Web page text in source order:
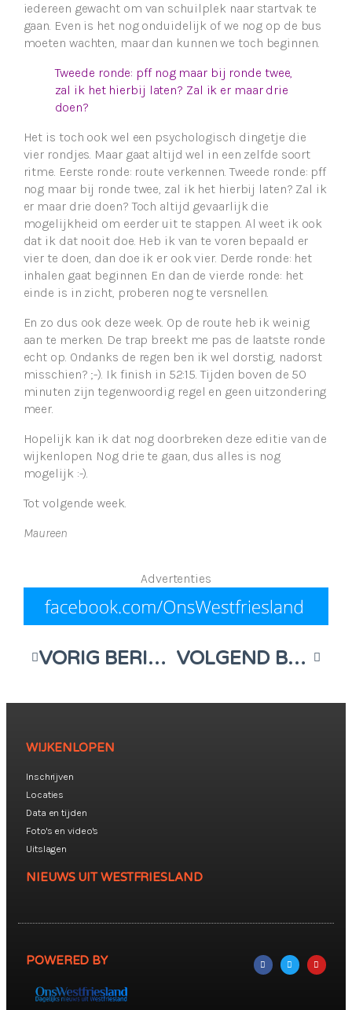
iedereen gewacht om van schuilplek naar startvak te
gaan. Even is het nog onduidelijk of we nog op de bus
moeten wachten, maar dan kunnen we toch beginnen.
Tweede ronde: pff nog maar bij ronde twee,
zal ik het hierbij laten? Zal ik er maar drie
doen?
Het is toch ook wel een psychologisch dingetje die
vier rondjes. Maar gaat altijd wel in een zelfde soort
ritme. Eerste ronde: route verkennen. Tweede ronde: pff
nog maar bij ronde twee, zal ik het hierbij laten? Zal ik
er maar drie doen? Toch altijd gevaarlijk die
mogelijkheid om eerder uit te stappen. Al weet ik ook
dat ik dat nooit doe. Heb ik van te voren bepaald er
vier te doen, dan doe ik er ook vier. Derde ronde: het
inhalen gaat beginnen. En dan de vierde ronde: het
einde is in zicht, proberen nog te versnellen.
En zo dus ook deze week. Op de route heb ik weinig
aan te merken. De trap breekt me pas de laatste ronde
echt op. Ondanks de regen ben ik wel dorstig, nadorst
misschien? ;-). Ik finish in 52:15. Tijden boven de 50
minuten zijn tegenwoordig regel en geen uitzondering
meer.
Hopelijk kan ik dat nog doorbreken deze editie van de
wijkenlopen. Nog drie te gaan, dus alles is nog
mogelijk :-).
Tot volgende week.
Maureen
Advertenties
VORIG BERICHT VOLGEND BERICHT
WIJKENLOPEN
Inschrijven
Locaties
Data en tijden
Foto's en video's
Uitslagen
NIEUWS UIT WESTFRIESLAND
POWERED BY